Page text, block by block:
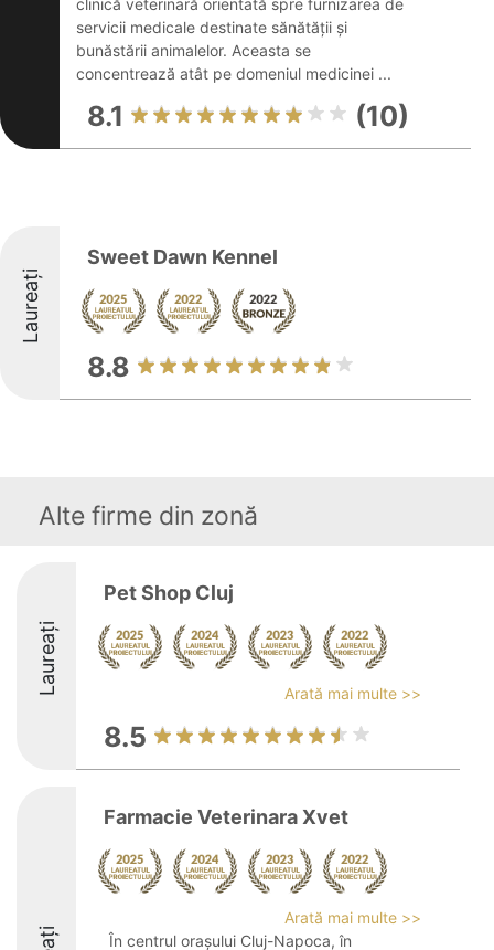
clinică veterinară orientată spre furnizarea de
servicii medicale destinate sănătății și
bunăstării animalelor. Aceasta se
concentrează atât pe domeniul medicinei ...
8.1 (10)
Laureați
Sweet Dawn Kennel
8.8
Alte firme din zonă
Laureați
Pet Shop Cluj
Arată mai multe >>
8.5
Farmacie Veterinara Xvet
Arată mai multe >>
În centrul orașului Cluj-Napoca, în